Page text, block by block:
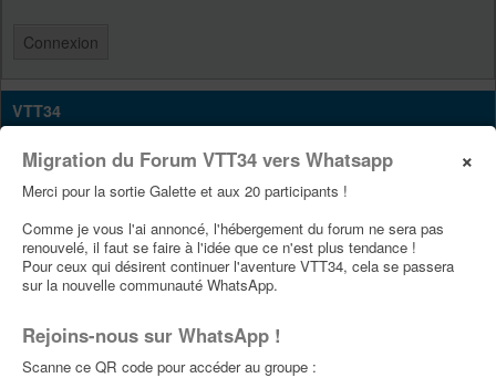
×
Migration du Forum VTT34 vers Whatsapp
Merci pour la sortie Galette et aux 20 participants !
Comme je vous l'ai annoncé, l'hébergement du forum ne sera pas
renouvelé, il faut se faire à l'idée que ce n'est plus tendance !
Pour ceux qui désirent continuer l'aventure VTT34, cela se passera
sur la nouvelle communauté WhatsApp.
Rejoins-nous sur WhatsApp !
Scanne ce QR code pour accéder au groupe :
VTT34
Site Vtt34
Page Facebook Vtt34
PUBLICITÉS